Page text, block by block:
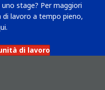
stage? Per maggiori
lavoro a tempo pieno,
di lavoro